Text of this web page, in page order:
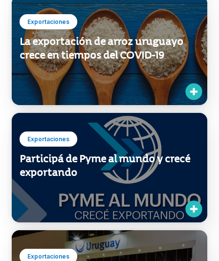
Exportaciones
La exportación de arroz uruguayo
crece en tiempos del COVID-19
Exportaciones
Participá de Pyme al mundo y crecé
exportando
Exportaciones